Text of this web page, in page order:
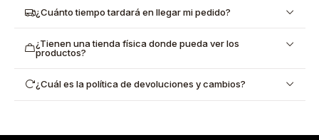
¿Cuánto tiempo tardará en llegar mi pedido?
¿Tienen una tienda física donde pueda ver los
productos?
¿Cuál es la política de devoluciones y cambios?